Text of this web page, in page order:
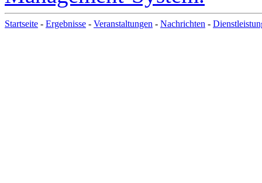
Startseite - Ergebnisse - Veranstaltungen - Nachrichten -